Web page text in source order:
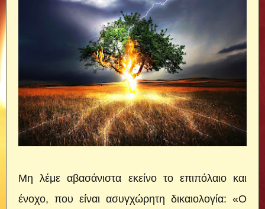
Μη λέμε αβασάνιστα εκείνο το επιπόλαιο και
ένοχο, που είναι ασυγχώρητη δικαιολογία: «Ο